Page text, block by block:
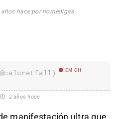
hace por nomedigas
EM Off
2 años hace
manifestación ultra que